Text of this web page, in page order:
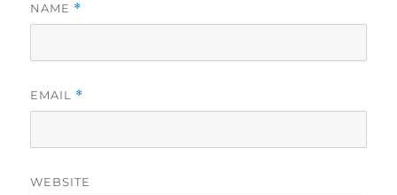
NAME *
EMAIL *
WEBSITE